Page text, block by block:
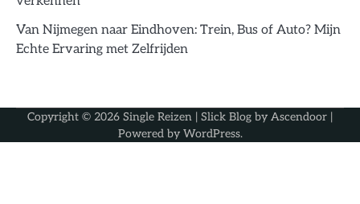
Van Nijmegen naar Eindhoven: Trein, Bus of Auto? Mijn
Echte Ervaring met Zelfrijden
Copyright © 2026 Single Reizen | Slick Blog by Ascendoor |
Powered by WordPress.